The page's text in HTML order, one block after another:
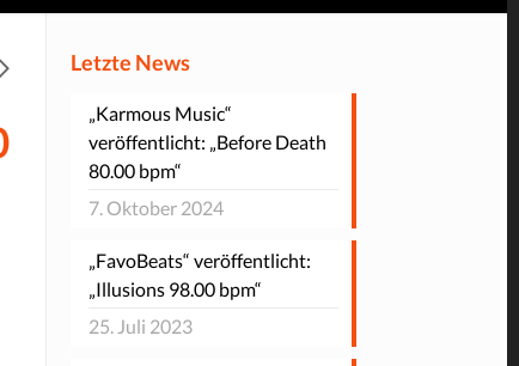
Letzte News
„Karmous Music“
veröffentlicht: „Before Death
80.00 bpm“
7. Oktober 2024
„FavoBeats“ veröffentlicht:
„Illusions 98.00 bpm“
25. Juli 2023